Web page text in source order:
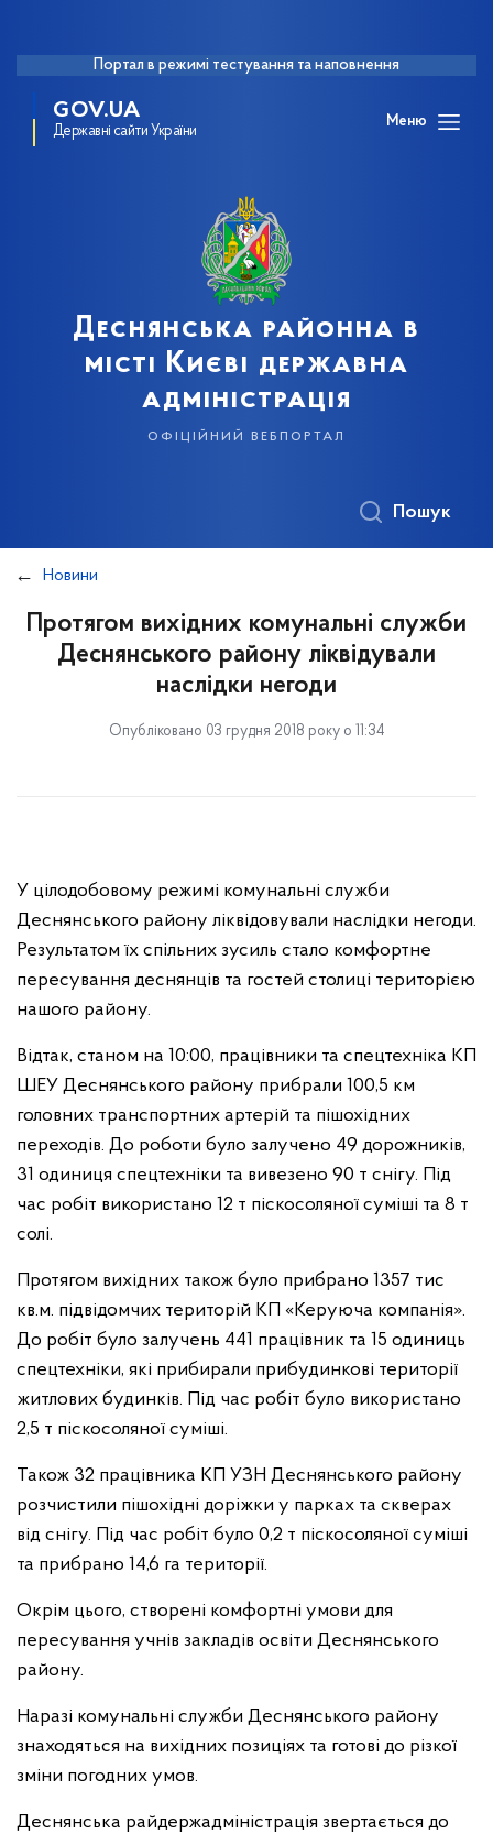
Портал в режимі тестування та наповнення
GOV.UA
Державні сайти України
Меню
Деснянська районна в
місті Києві державна
адміністрація
офіційний вебпортал
Пошук
Новини
Протягом вихідних комунальні служби
Деснянського району ліквідували
наслідки негоди
Опубліковано 03 грудня 2018 року о 11:34
У цілодобовому режимі комунальні служби
Деснянського району ліквідовували наслідки негоди.
Результатом їх спільних зусиль стало комфортне
пересування деснянців та гостей столиці територією
нашого району.
Відтак, станом на 10:00, працівники та спецтехніка КП
ШЕУ Деснянського району прибрали 100,5 км
головних транспортних артерій та пішохідних
переходів. До роботи було залучено 49 дорожників,
31 одиниця спецтехніки та вивезено 90 т снігу. Під
час робіт використано 12 т піскосоляної суміші та 8 т
солі.
Протягом вихідних також було прибрано 1357 тис
кв.м. підвідомчих територій КП «Керуюча компанія».
До робіт було залучень 441 працівник та 15 одиниць
спецтехніки, які прибирали прибудинкові території
житлових будинків. Під час робіт було використано
2,5 т піскосоляної суміші.
Також 32 працівника КП УЗН Деснянського району
розчистили пішохідні доріжки у парках та скверах
від снігу. Під час робіт було 0,2 т піскосоляної суміші
та прибрано 14,6 га території.
Окрім цього, створені комфортні умови для
пересування учнів закладів освіти Деснянського
району.
Наразі комунальні служби Деснянського району
знаходяться на вихідних позиціях та готові до різкої
зміни погодних умов.
Деснянська райдержадміністрація звертається до